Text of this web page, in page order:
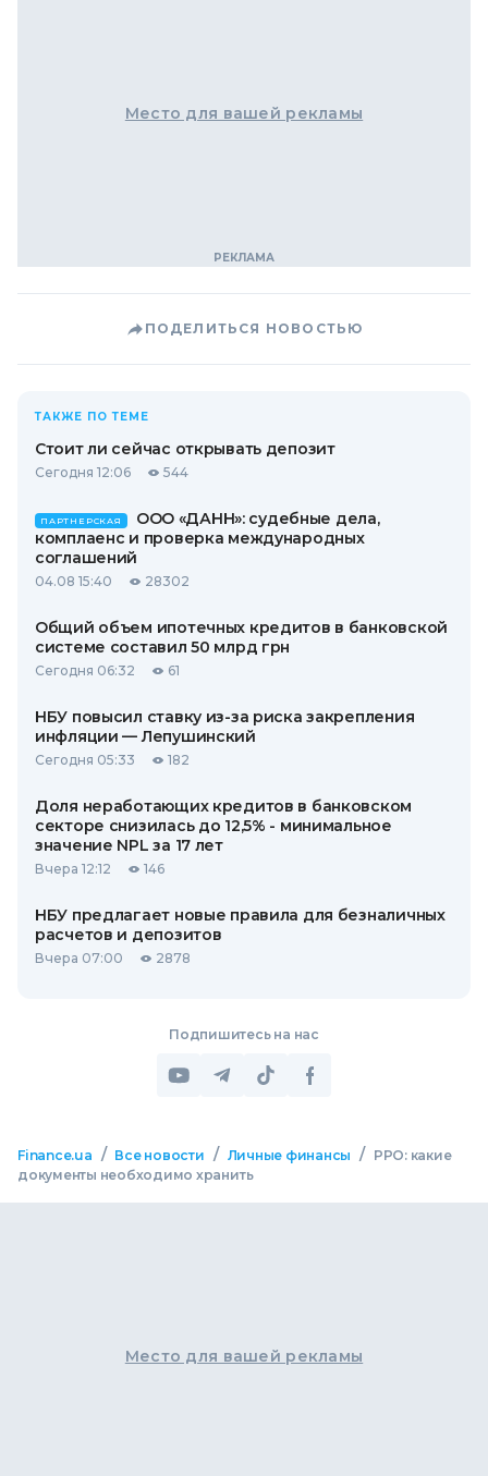
Место для вашей рекламы
ПОДЕЛИТЬСЯ НОВОСТЬЮ
ТАКЖЕ ПО ТЕМЕ
Стоит ли сейчас открывать депозит
Сегодня 12:06 544
ПАРТНЕРСКАЯ
ООО «ДАНН»: судебные дела,
комплаенс и проверка международных
соглашений
04.08 15:40 28302
Общий объем ипотечных кредитов в банковской
системе составил 50 млрд грн
Сегодня 06:32 61
НБУ повысил ставку из-за риска закрепления
инфляции — Лепушинский
Сегодня 05:33 182
Доля неработающих кредитов в банковском
секторе снизилась до 12,5% - минимальное
значение NPL за 17 лет
Вчера 12:12 146
НБУ предлагает новые правила для безналичных
расчетов и депозитов
Вчера 07:00 2878
Подпишитесь на нас
Finance.ua / Все новости / Личные финансы /
РРО: какие
документы необходимо хранить
Место для вашей рекламы